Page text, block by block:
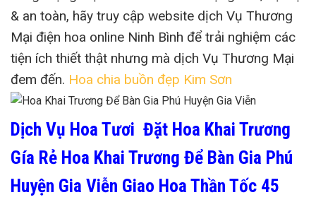
& an toàn, hãy truy cập website dịch Vụ Thương
Mại điện hoa online Ninh Bình để trải nghiệm các
tiện ích thiết thật nhưng mà dịch Vụ Thương Mại
đem đến. Hoa chia buồn đẹp Kim Sơn
Dịch Vụ Hoa Tươi Đặt Hoa Khai Trương
Gía Rẻ Hoa Khai Trương Để Bàn Gia Phú
Huyện Gia Viễn Giao Hoa Thần Tốc 45